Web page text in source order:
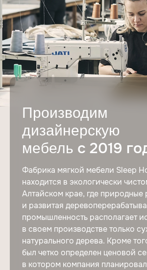
Производим
дизайнерскую
мебель с 2019
Фабрика мягкой мебели Sleep
находится в экологически
Алтайском крае, где природные
и развитая
промышленность располагает
в своем производстве только
натурального дерева. Кроме
был четко определен ценовой
в котором компания